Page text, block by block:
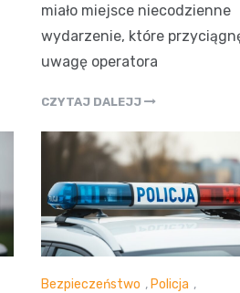
miało miejsce niecodzienne
wydarzenie, które
uwagę operatora
CZYTAJ DALEJJ
Bezpieczeństwo , Policja ,